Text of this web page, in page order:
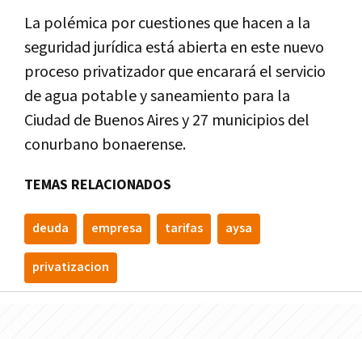
La polémica por cuestiones que hacen a la
seguridad jurídica está abierta en este nuevo
proceso privatizador que encarará el servicio
de agua potable y saneamiento para la
Ciudad de Buenos Aires y 27 municipios del
conurbano bonaerense.
TEMAS RELACIONADOS
deuda empresa tarifas aysa
privatizacion